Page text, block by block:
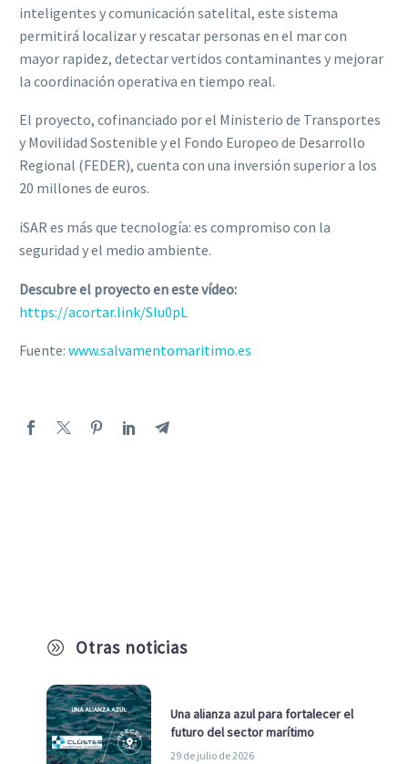
A Otras noticias
Una alianza azul para fortalecer el
futuro del sector marítimo
29 de julio de 2026
inteligentes y comunicación satelital, este sistema
permitirá localizar y rescatar personas en el mar con
mayor rapidez, detectar vertidos contaminantes y mejorar
la coordinación operativa en tiempo real.
El proyecto, cofinanciado por el Ministerio de Transportes
y Movilidad Sostenible y el Fondo Europeo de Desarrollo
Regional (FEDER), cuenta con una inversión superior a los
20 millones de euros.
iSAR es más que tecnología: es compromiso con la
seguridad y el medio ambiente.
Descubre el proyecto en este vídeo:
https://acortar.link/SIu0pL
Fuente: www.salvamentomaritimo.es